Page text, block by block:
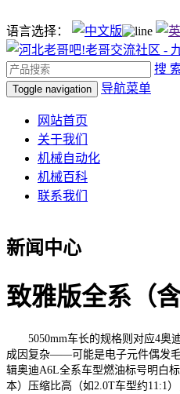
语言选择：
搜
Toggle navigation 导航菜单
网站首页
关于我们
机械自动化
机械百科
联系我们
新闻中心
致雅版全系（
5050mm车长的规格则对应4奥迪
成因复杂——可能是电子元件偶发毛
辑奥迪A6L全系车型燃油标号明白
本）压缩比高（如2.0T车型约11:1